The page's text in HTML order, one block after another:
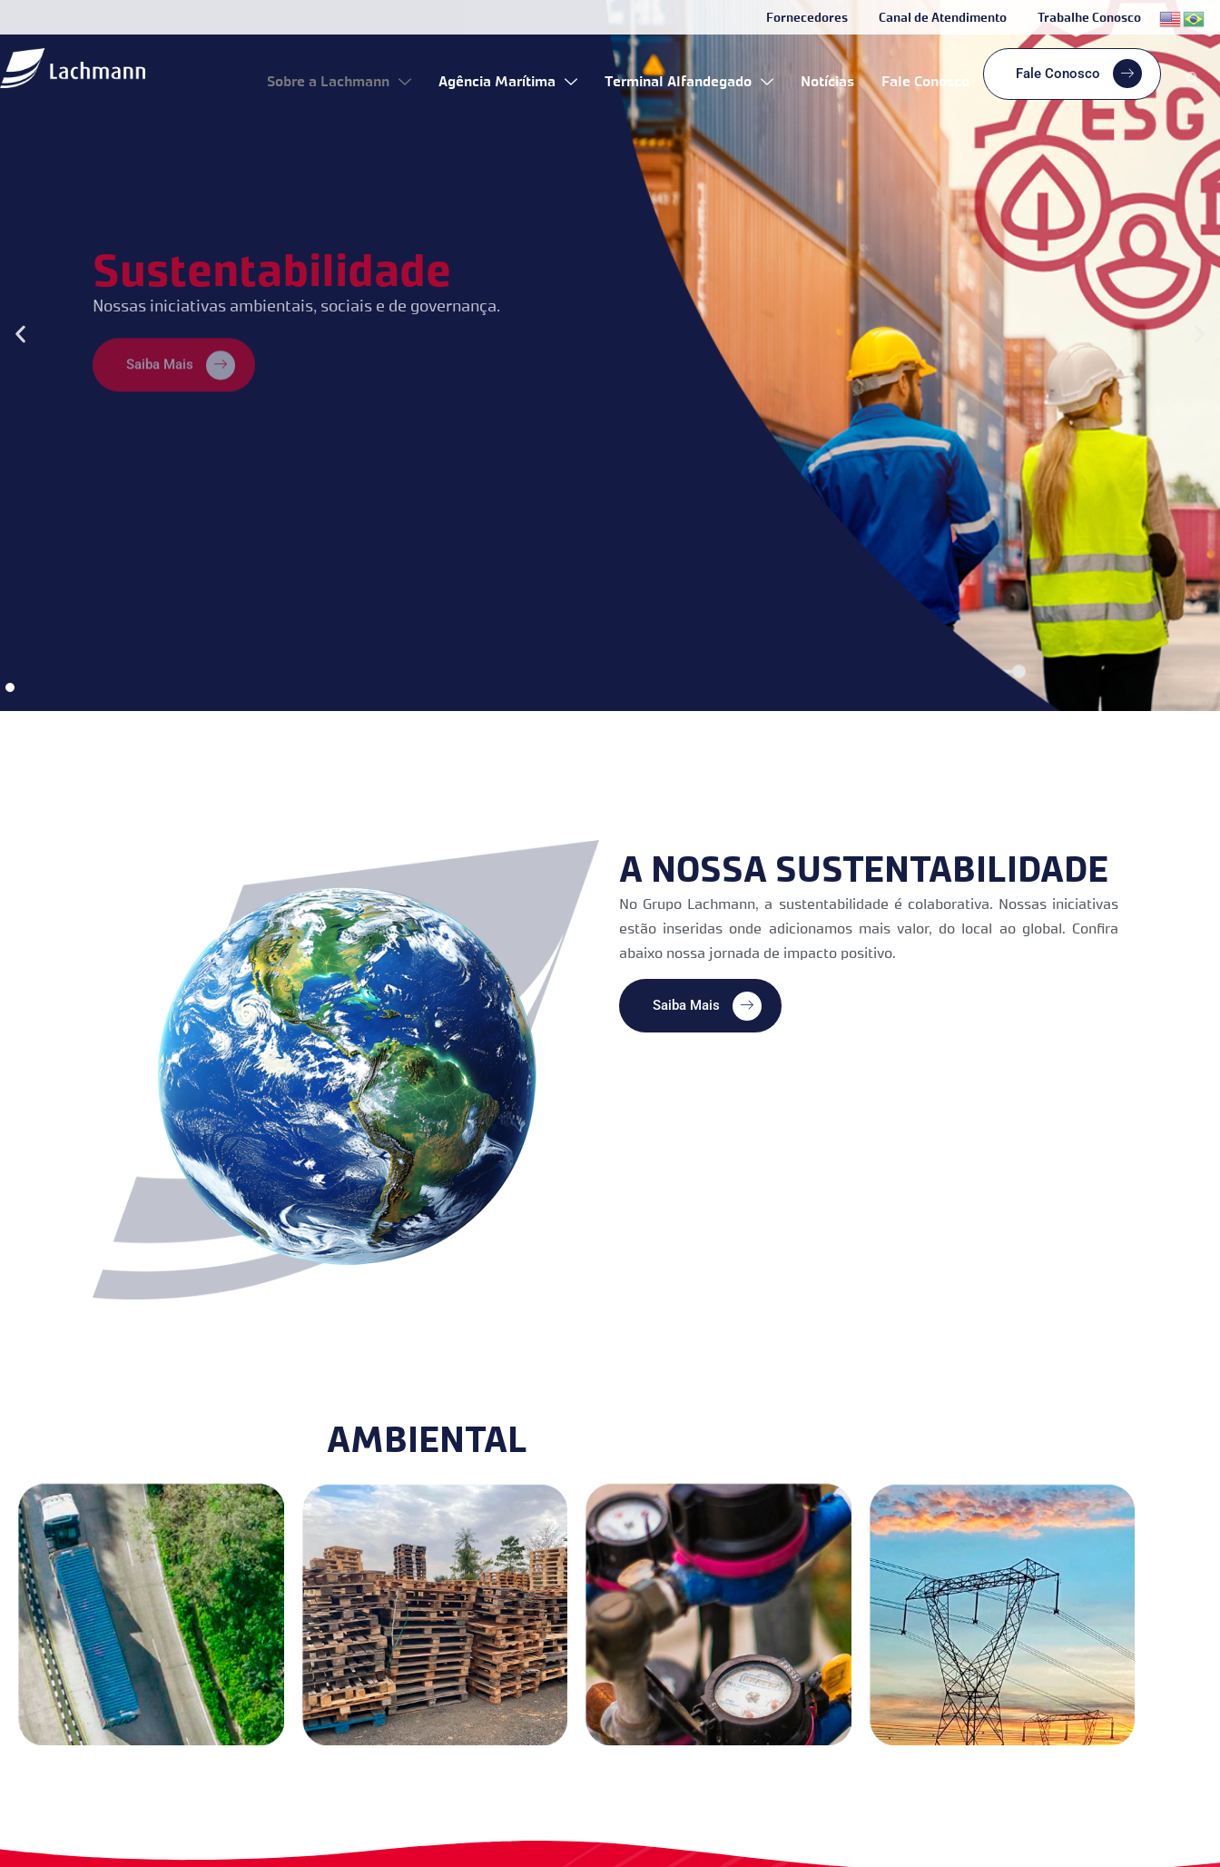
Fornecedores Canal de Atendimento Trabalhe Conosco
Sobre a Lachmann Agência Marítima Terminal Alfandegado Notícias Fale Conosco
Fale Conosco
Sustentabilidade
Nossas iniciativas ambientais, sociais e de governança.
A NOSSA SUSTENTABILIDADE
No Grupo Lachmann, a sustentabilidade é colaborativa. Nossas iniciativas
estão inseridas onde adicionamos mais valor, do local ao global. Confira
abaixo nossa jornada de impacto positivo.
Saiba Mais
AMBIENTAL
Descarbonização
Tudo começa com o inventário de
carbono, que hoje cobre 16
unidades da Lachmann. Em
seguida, compensamos 100% das
emissões medidas com créditos
certificados. E seguimos
avançando, junto a clientes e
parceiros, desenvolvendo nossos
projetos para a descarbonização.​
Gestão de resíduos
A gestão de resíduos é um
compromisso contínuo. A
Lachmann fortalece a coleta
seletiva, engaja equipes e estimula
a economia circular, dos mutirões
de limpeza de praias à doações de
pallets para a APAE Limeira.
Gestão hídrica
Nas unidades Lachmann, cada
gota conta. O consumo, a
qualidade e o descarte da água são
monitorados, e em São Bernardo do
Campo, a captação da chuva foi
testada e está como meta.
Gestão energética
Da medição ao consumo
consciente, a Lachmann busca
eficiência em todas as unidades. A
frota adota combustíveis mais
limpos e os terminais iniciam a
transição para o Mercado Livre de
Energia, rumo a descarbonização.